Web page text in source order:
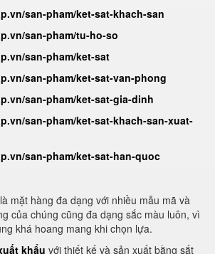
san-pham/ket-sat-khach-san
san-pham/tu-ho-so
san-pham/ket-sat
san-pham/ket-sat-van-phong
san-pham/ket-sat-gia-dinh
san-pham/ket-sat-khach-san-xuat-
san-pham/ket-sat-han-quoc
là mặt hàng đa dạng với nhiều mẫu mã và
của chúng cũng đa dạng sắc màu luôn, vì
khá hoang mang khi chọn lựa.
khẩu với thiết kế và sản xuất bằng sắt